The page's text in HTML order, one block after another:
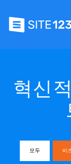
혁신
모두 비